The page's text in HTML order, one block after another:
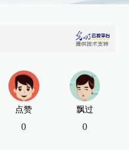
点赞
0
飘过
0